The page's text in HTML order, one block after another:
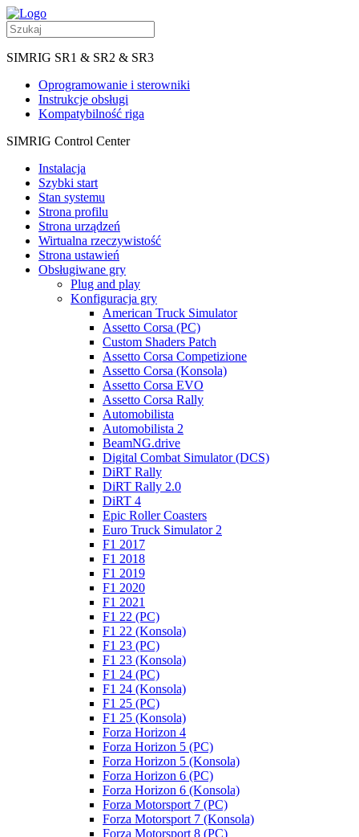
SIMRIG SR1 & SR2 & SR3
Oprogramowanie i sterowniki
Instrukcje obsługi
Kompatybilność riga
SIMRIG Control Center
Instalacja
Szybki start
Stan systemu
Strona profilu
Strona urządzeń
Wirtualna rzeczywistość
Strona ustawień
Obsługiwane gry
Plug and play
Konfiguracja gry
American Truck Simulator
Assetto Corsa (PC)
Custom Shaders Patch
Assetto Corsa Competizione
Assetto Corsa (Konsola)
Assetto Corsa EVO
Assetto Corsa Rally
Automobilista
Automobilista 2
BeamNG.drive
Digital Combat Simulator (DCS)
DiRT Rally
DiRT Rally 2.0
DiRT 4
Epic Roller Coasters
Euro Truck Simulator 2
F1 2017
F1 2018
F1 2019
F1 2020
F1 2021
F1 22 (PC)
F1 22 (Konsola)
F1 23 (PC)
F1 23 (Konsola)
F1 24 (PC)
F1 24 (Konsola)
F1 25 (PC)
F1 25 (Konsola)
Forza Horizon 4
Forza Horizon 5 (PC)
Forza Horizon 5 (Konsola)
Forza Horizon 6 (PC)
Forza Horizon 6 (Konsola)
Forza Motorsport 7 (PC)
Forza Motorsport 7 (Konsola)
Forza Motorsport 8 (PC)